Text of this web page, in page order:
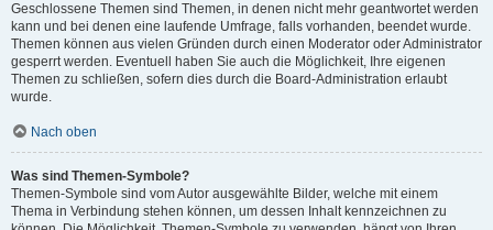
Geschlossene Themen sind Themen, in denen nicht mehr geantwortet werden
kann und bei denen eine laufende Umfrage, falls vorhanden, beendet wurde.
Themen können aus vielen Gründen durch einen Moderator oder Administrator
gesperrt werden. Eventuell haben Sie auch die Möglichkeit, Ihre eigenen
Themen zu schließen, sofern dies durch die Board-Administration erlaubt
wurde.
Nach oben
Was sind Themen-Symbole?
Themen-Symbole sind vom Autor ausgewählte Bilder, welche mit einem
Thema in Verbindung stehen können, um dessen Inhalt kennzeichnen zu